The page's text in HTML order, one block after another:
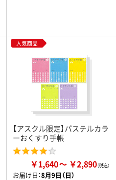
人気商品
【アスクル限定】パステルカラ
ーおくすり手帳
￥1,640 ￥2,890
お届け日：8月9日（日）